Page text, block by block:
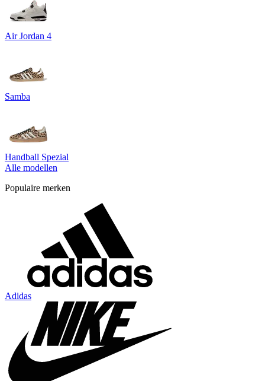
Air Jordan 4
Samba
Handball Spezial
Alle modellen
Populaire merken
Adidas